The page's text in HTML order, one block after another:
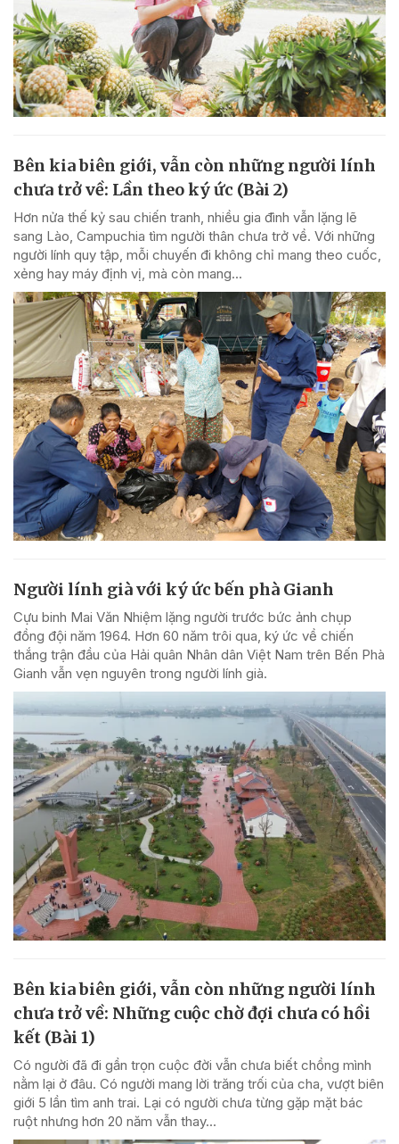
Bên kia biên giới, vẫn còn những người lính
chưa trở về: Lần theo ký ức (Bài 2)
Hơn nửa thế kỷ sau chiến tranh, nhiều gia đình vẫn lặng lẽ
sang Lào, Campuchia tìm người thân chưa trở về. Với những
người lính quy tập, mỗi chuyến đi không chỉ mang theo cuốc,
xẻng hay máy định vị, mà còn mang...
Người lính già với ký ức bến phà Gianh
Cựu binh Mai Văn Nhiệm lặng người trước bức ảnh chụp
đồng đội năm 1964. Hơn 60 năm trôi qua, ký ức về chiến
thắng trận đầu của Hải quân Nhân dân Việt Nam trên Bến Phà
Gianh vẫn vẹn nguyên trong người lính già.
Bên kia biên giới, vẫn còn những người lính
chưa trở về: Những cuộc chờ đợi chưa có hồi
kết (Bài 1)
Có người đã đi gần trọn cuộc đời vẫn chưa biết chồng mình
nằm lại ở đâu. Có người mang lời trăng trối của cha, vượt biên
giới 5 lần tìm anh trai. Lại có người chưa từng gặp mặt bác
ruột nhưng hơn 20 năm vẫn thay...